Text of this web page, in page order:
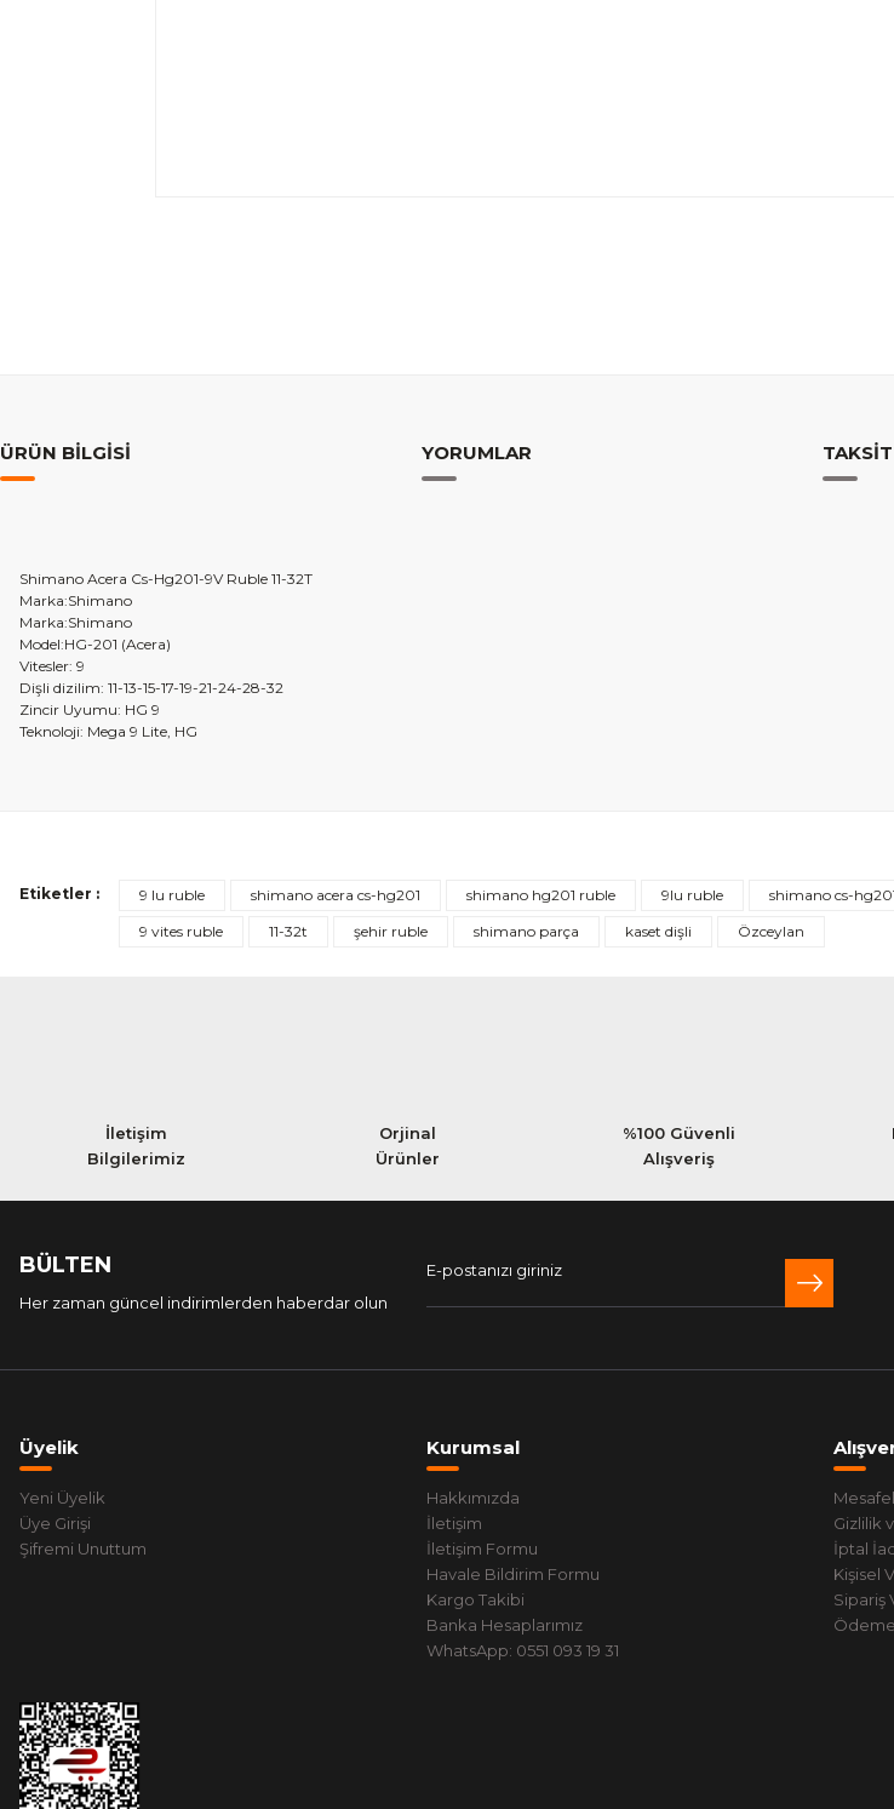
ÜRÜN BILGISI YORUMLAR
Shimano Acera Cs-Hg201-9V Ruble 11-32T
Marka:Shimano
Marka:Shimano
Model:HG-201 (Acera)
Vitesler: 9
Dişli dizilim: 11-13-15-17-19-21-24-28-32
Zincir Uyumu: HG 9
Teknoloji: Mega 9 Lite, HG
Yorum Yaz
Etiketler : 9 lu ruble shimano acera cs-hg201 shimano hg201 ruble 9lu ruble shimano cs-
9 vites ruble
11-32t şehir ruble shimano parça kaset dişli Özceylan
İletişim
Bilgilerimiz
Orjinal
Ürünler
%100 Güvenli
Alışveriş
BÜLTEN
Her zaman güncel indirimlerden haberdar olun
Üyelik
Yeni Üyelik
Üye Girişi
Şifremi Unuttum
Kurumsal
Hakkımızda
İletişim
İletişim Formu
Havale Bildirim Formu
Kargo Takibi
Banka Hesaplarımız
WhatsApp: 0551 093 19 31
Gizlilik
İptal
Kişisel
Sipariş